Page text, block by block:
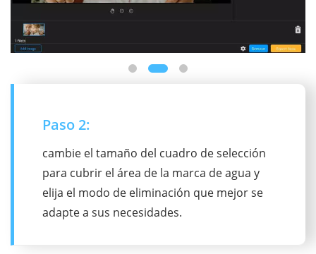
Paso 3:
obtenga una vista previa de los resultados
de la eliminación de la marca de agua y
haga clic en el botón "Eliminar y exportar"
para borrar completamente la marca de